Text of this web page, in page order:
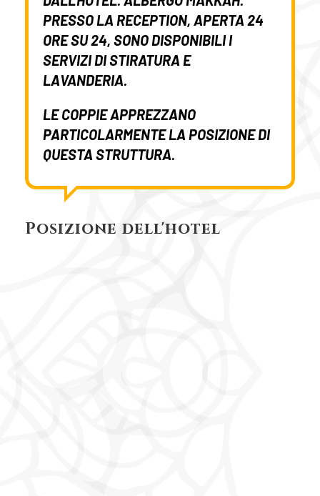
PRESSO LA RECEPTION, APERTA 24
ORE SU 24, SONO DISPONIBILI I
SERVIZI DI STIRATURA E
LAVANDERIA.
LE COPPIE APPREZZANO
PARTICOLARMENTE LA POSIZIONE DI
QUESTA STRUTTURA.
Posizione dell'hotel